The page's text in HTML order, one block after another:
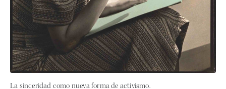
La sinceridad como nueva forma de activismo.